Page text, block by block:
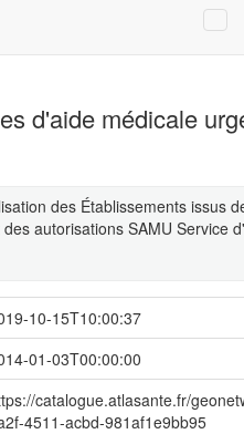
d'aide médicale
des Établissements issus
autorisations SAMU Service
10-15T10:00:37
01-03T00:00:00
catalogue.atlasante.fr/
4511-acbd-981af1e9bb95